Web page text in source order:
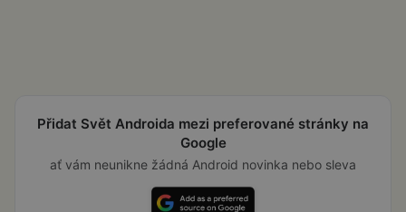
Přidat Svět Androida mezi preferované stránky na
Google
ať vám neunikne žádná Android novinka nebo sleva